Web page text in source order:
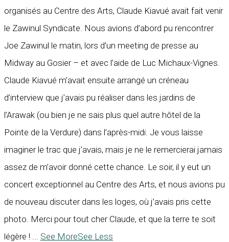
organisés au Centre des Arts, Claude Kiavué avait fait venir
le Zawinul Syndicate. Nous avions d’abord pu rencontrer
Joe Zawinul le matin, lors d’un meeting de presse au
Midway au Gosier – et avec l’aide de Luc Michaux-Vignes.
Claude Kiavué m’avait ensuite arrangé un créneau
d’interview que j’avais pu réaliser dans les jardins de
l’Arawak (ou bien je ne sais plus quel autre hôtel de la
Pointe de la Verdure) dans l’après-midi. Je vous laisse
imaginer le trac que j’avais, mais je ne le remercierai jamais
assez de m’avoir donné cette chance. Le soir, il y eut un
concert exceptionnel au Centre des Arts, et nous avions pu
de nouveau discuter dans les loges, où j’avais pris cette
photo. Merci pour tout cher Claude, et que la terre te soit
légère !
See MoreSee Less